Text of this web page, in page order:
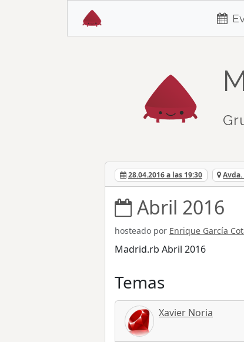
28.04.2016 a las 19:30
Abril 2016
hosteado por Enrique García
Madrid.rb Abril 2016
Temas
Xavier Noria